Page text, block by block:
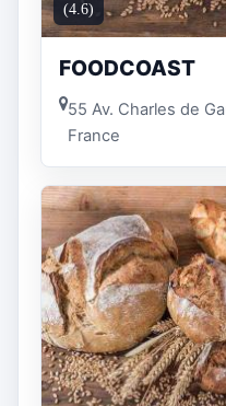
(4.6)
FOODCOAST
55 Av. Charles de
France